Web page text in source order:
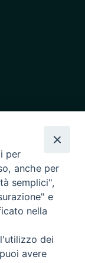
per
anche per
semplici",
e
nella
dei
avere